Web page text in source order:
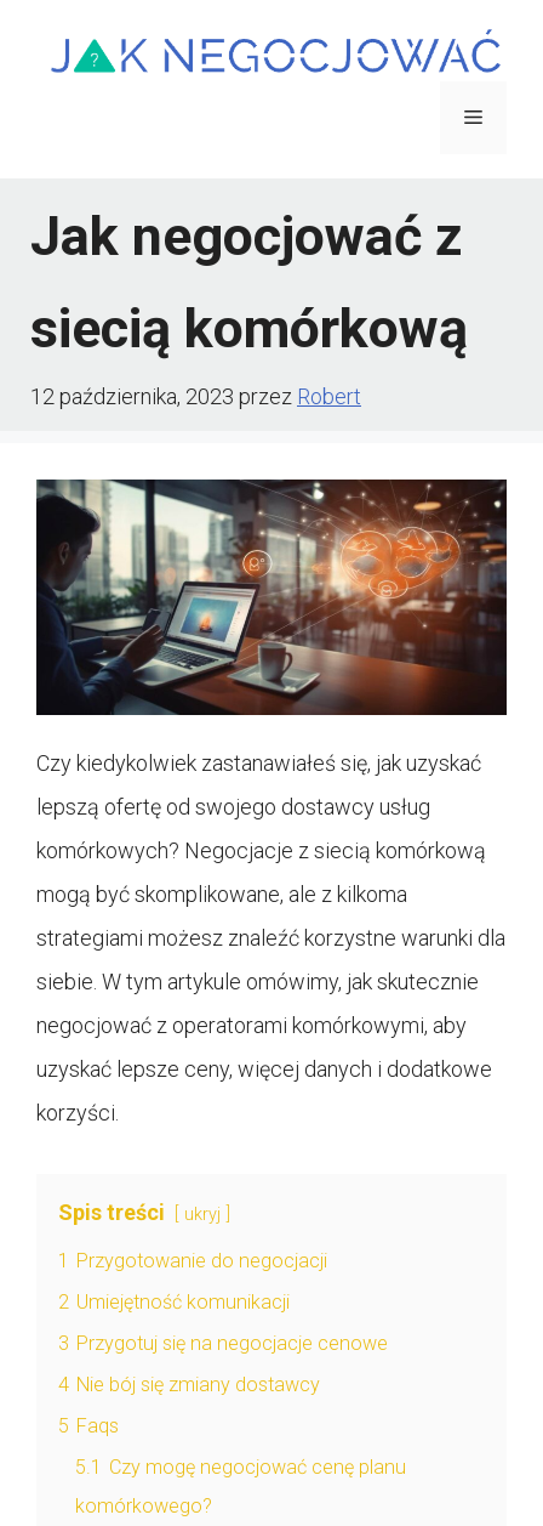
Menu
Jak negocjować z
siecią komórkową
12 października, 2023 przez Robert
Czy kiedykolwiek zastanawiałeś się, jak uzyskać
lepszą ofertę od swojego dostawcy usług
komórkowych? Negocjacje z siecią komórkową
mogą być skomplikowane, ale z kilkoma
strategiami możesz znaleźć korzystne warunki dla
siebie. W tym artykule omówimy, jak skutecznie
negocjować z operatorami komórkowymi, aby
uzyskać lepsze ceny, więcej danych i dodatkowe
korzyści.
Spis treści ukryj
1 Przygotowanie do negocjacji
2 Umiejętność komunikacji
3 Przygotuj się na negocjacje cenowe
4 Nie bój się zmiany dostawcy
5 Faqs
5.1 Czy mogę negocjować cenę planu
komórkowego?